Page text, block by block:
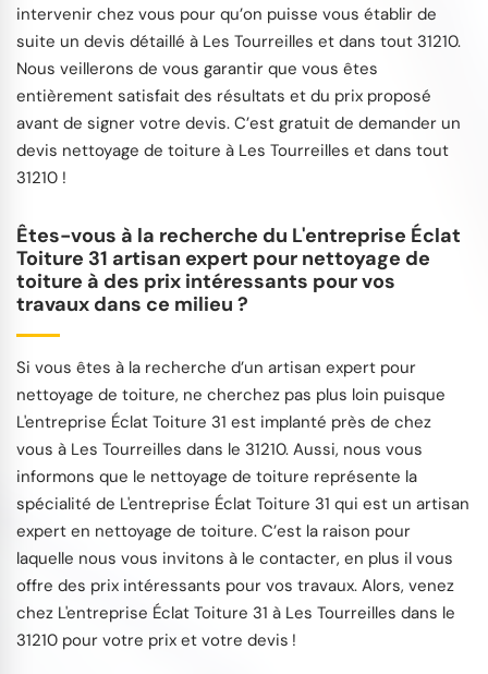
intervenir chez vous pour qu’on puisse vous établir de
suite un devis détaillé à Les Tourreilles et dans tout 31210.
Nous veillerons de vous garantir que vous êtes
entièrement satisfait des résultats et du prix proposé
avant de signer votre devis. C’est gratuit de demander un
devis nettoyage de toiture à Les Tourreilles et dans tout
31210 !
Êtes-vous à la recherche du L'entreprise Éclat
Toiture 31 artisan expert pour nettoyage de
toiture à des prix intéressants pour vos
travaux dans ce milieu ?
Si vous êtes à la recherche d’un artisan expert pour
nettoyage de toiture, ne cherchez pas plus loin puisque
L'entreprise Éclat Toiture 31 est implanté près de chez
vous à Les Tourreilles dans le 31210. Aussi, nous vous
informons que le nettoyage de toiture représente la
spécialité de L'entreprise Éclat Toiture 31 qui est un artisan
expert en nettoyage de toiture. C’est la raison pour
laquelle nous vous invitons à le contacter, en plus il vous
offre des prix intéressants pour vos travaux. Alors, venez
chez L'entreprise Éclat Toiture 31 à Les Tourreilles dans le
31210 pour votre prix et votre devis !